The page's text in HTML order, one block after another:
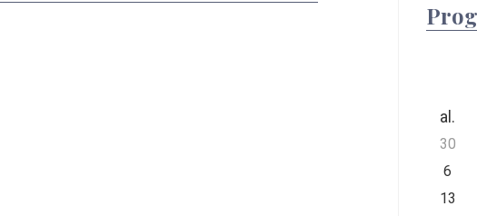
al.
30
6
13